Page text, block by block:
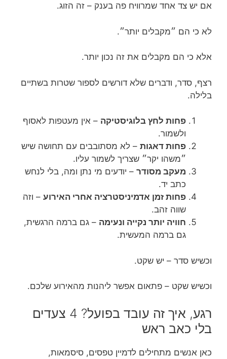
אם יש צד אחד שמרוויח פה בענק – זה הזוג.
לא כי הם ״מקבלים יותר״.
אלא כי הם מקבלים את זה נכון יותר.
רצף, סדר, ודברים שלא דורשים לספור שטרות בשתיים
בלילה.
פחות לחץ בלוגיסטיקה – אין מעטפות לאסוף
ולשמור.
פחות דאגות – לא מסתובבים עם תחושה שיש
״משהו יקר״ שצריך לשמור עליו.
מעקב מסודר – יודעים מי נתן ומה, בלי לנחש
כתב יד.
פחות זמן אדמיניסטרציה אחרי האירוע – וזה
שווה זהב.
חוויה יותר נקייה ונעימה – גם ברמה הרגשית,
גם ברמה המעשית.
וכשיש סדר – יש שקט.
וכשיש שקט – פתאום אפשר ליהנות מהאירוע שלכם.
רגע, איך זה עובד בפועל? 4 צעדים
בלי כאב ראש
כאן אנשים מתחילים לדמיין טפסים, סיסמאות,